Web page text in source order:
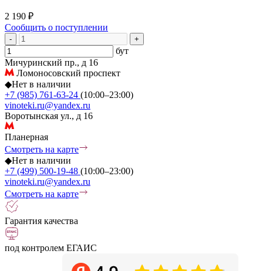
2 190 ₽
Сообщить о поступлении
- +
бут
Мичуринский пр., д 16
Ломоносовский проспект
◆Нет в наличии
+7 (985) 761-63-24 (10:00–23:00)
vinoteki.ru@yandex.ru
Воротынская ул., д 16
Планерная
Смотреть на карте
◆Нет в наличии
+7 (499) 500-19-48 (10:00–23:00)
vinoteki.ru@yandex.ru
Смотреть на карте
Гарантия качества
под контролем ЕГАИС